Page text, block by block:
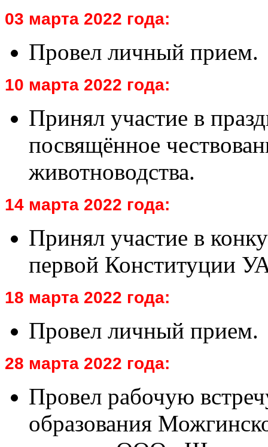
03 марта 2022 года:
Провел личный прием.
10 марта 2022 года:
Принял участие в
посвящённое
животноводства.
14 марта 2022 года:
Принял участие в
первой Конституции
18 марта 2022 года:
Провел личный прием.
28 марта 2022 года:
Провел рабочую
образования